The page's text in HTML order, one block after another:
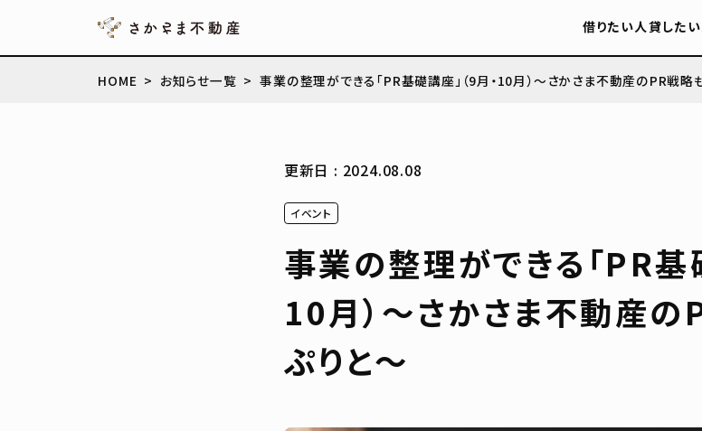
借りたい人貸した
HOME お知らせ一覧 事業の整理ができる「PR基礎講座」（9月・10月）～さかさま不動産のPR戦略
更新日 : 2024.08.08
イベント
事業の整理ができる「PR基
10月）～さかさま不動産の
ぷりと～